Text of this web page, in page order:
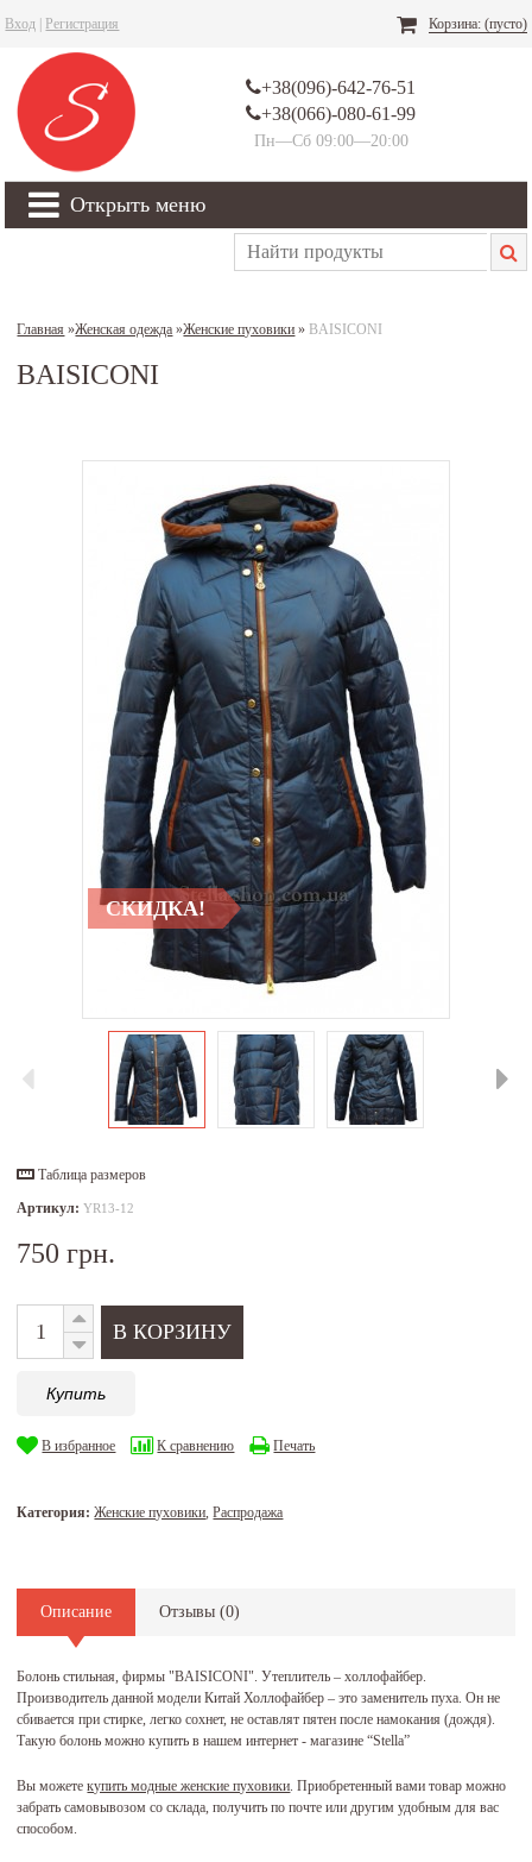
Вход Регистрация Корзина: (пусто)
+38(096)-642-76-51
+38(066)-080-61-99
Пн—Сб 09:00—20:00
Открыть меню
Главная »Женская одежда »Женские пуховики » BAISICONI
BAISICONI
СКИДКА!
Таблица размеров
Артикул:YR13-12
750 грн.
Купить
В избранное К сравнению Печать
Категория:Женские пуховики,Распродажа
Описание Отзывы (0)
Болонь стильная, фирмы "BAISICONI". Утеплитель – холлофайбер.
Производитель данной модели Китай Холлофайбер – это заменитель пуха. Он не
сбивается при стирке, легко сохнет, не оставлят пятен после намокания (дождя).
Такую болонь можно купить в нашем интернет - магазине “Stella”
Вы можетекупить модные женские пуховики. Приобретенный вами товар можно
забрать самовывозом со склада, получить по почте или другим удобным для вас
способом.